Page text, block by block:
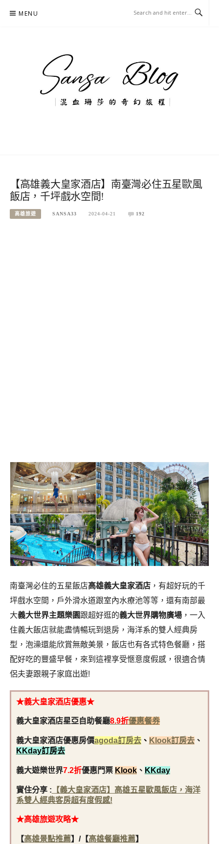
MENU
【高雄義大皇家酒店】南臺灣必住五星歐風
飯店，千坪戲水空間!
高雄旅遊 SANSA33 2024-04-21 192
南臺灣必住的五星飯店高雄義大皇家酒店 ，有超好玩的千
坪戲水空間，戶外滑水道跟室內水療池等等，還有南部最
大義大世界主題樂園跟超好逛的義大世界購物廣場 ，一入
住義大飯店就能盡情暢玩到退房，海洋系的雙人經典房
型，泡澡還能欣賞無敵美景，飯店也有各式特色餐廳，搭
配好吃的豐盛早餐，來到這裡享受愜意度假感，很適合情
侶夫妻跟親子家庭出遊!
★義大皇家酒店優惠★
義大皇家酒店星亞自助餐廳8.9折優惠餐券
義大皇家酒店優惠房價agoda訂房去、 Klook訂房去、
KKday訂房去
義大遊樂世界7.2折優惠門票 Klook、 KKday
實住分享 : 【義大皇家酒店】高雄五星歐風飯店，海洋
系雙人經典客房超有度假感!
★高雄旅遊攻略★
【高雄景點推薦】/【高雄餐廳推薦】